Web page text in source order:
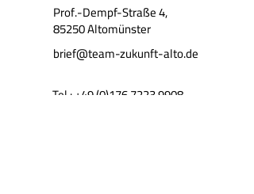
Prof.-Dempf-Straße 4,
85250 Altomünster
brief@team-zukunft-alto.de
Tel.: +49 (0)176 7223 9908